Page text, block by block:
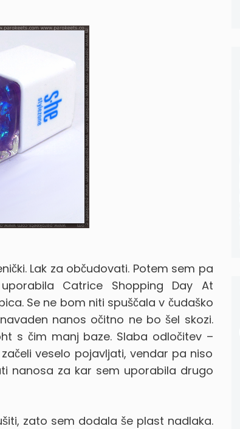
Lak za občudovati. Potem sem pa
Catrice Shopping Day At
Se ne bom niti spuščala v čudaško
nanos očitno ne bo šel skozi.
s čim manj baze. Slaba odločitev –
veselo pojavljati, vendar pa niso
nanosa za kar sem uporabila drugo
zato sem dodala še plast nadlaka.